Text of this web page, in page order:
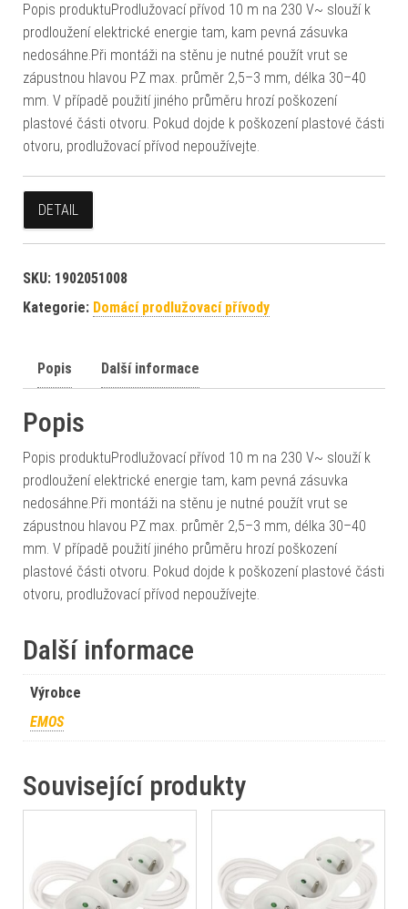
Popis produktuProdlužovací přívod 10 m na 230 V~ slouží k
prodloužení elektrické energie tam, kam pevná zásuvka
nedosáhne.Při montáži na stěnu je nutné použít vrut se
zápustnou hlavou PZ max. průměr 2,5–3 mm, délka 30–40
mm. V případě použití jiného průměru hrozí poškození
plastové části otvoru. Pokud dojde k poškození plastové části
otvoru, prodlužovací přívod nepoužívejte.
DETAIL
SKU: 1902051008
Kategorie: Domácí prodlužovací přívody
Popis Další informace
Popis
Popis produktuProdlužovací přívod 10 m na 230 V~ slouží k
prodloužení elektrické energie tam, kam pevná zásuvka
nedosáhne.Při montáži na stěnu je nutné použít vrut se
zápustnou hlavou PZ max. průměr 2,5–3 mm, délka 30–40
mm. V případě použití jiného průměru hrozí poškození
plastové části otvoru. Pokud dojde k poškození plastové části
otvoru, prodlužovací přívod nepoužívejte.
Další informace
Výrobce
EMOS
Související produkty